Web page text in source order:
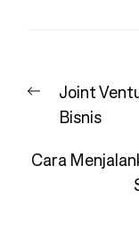
pos
Previous
post:
Joint
Bisnis
Cara